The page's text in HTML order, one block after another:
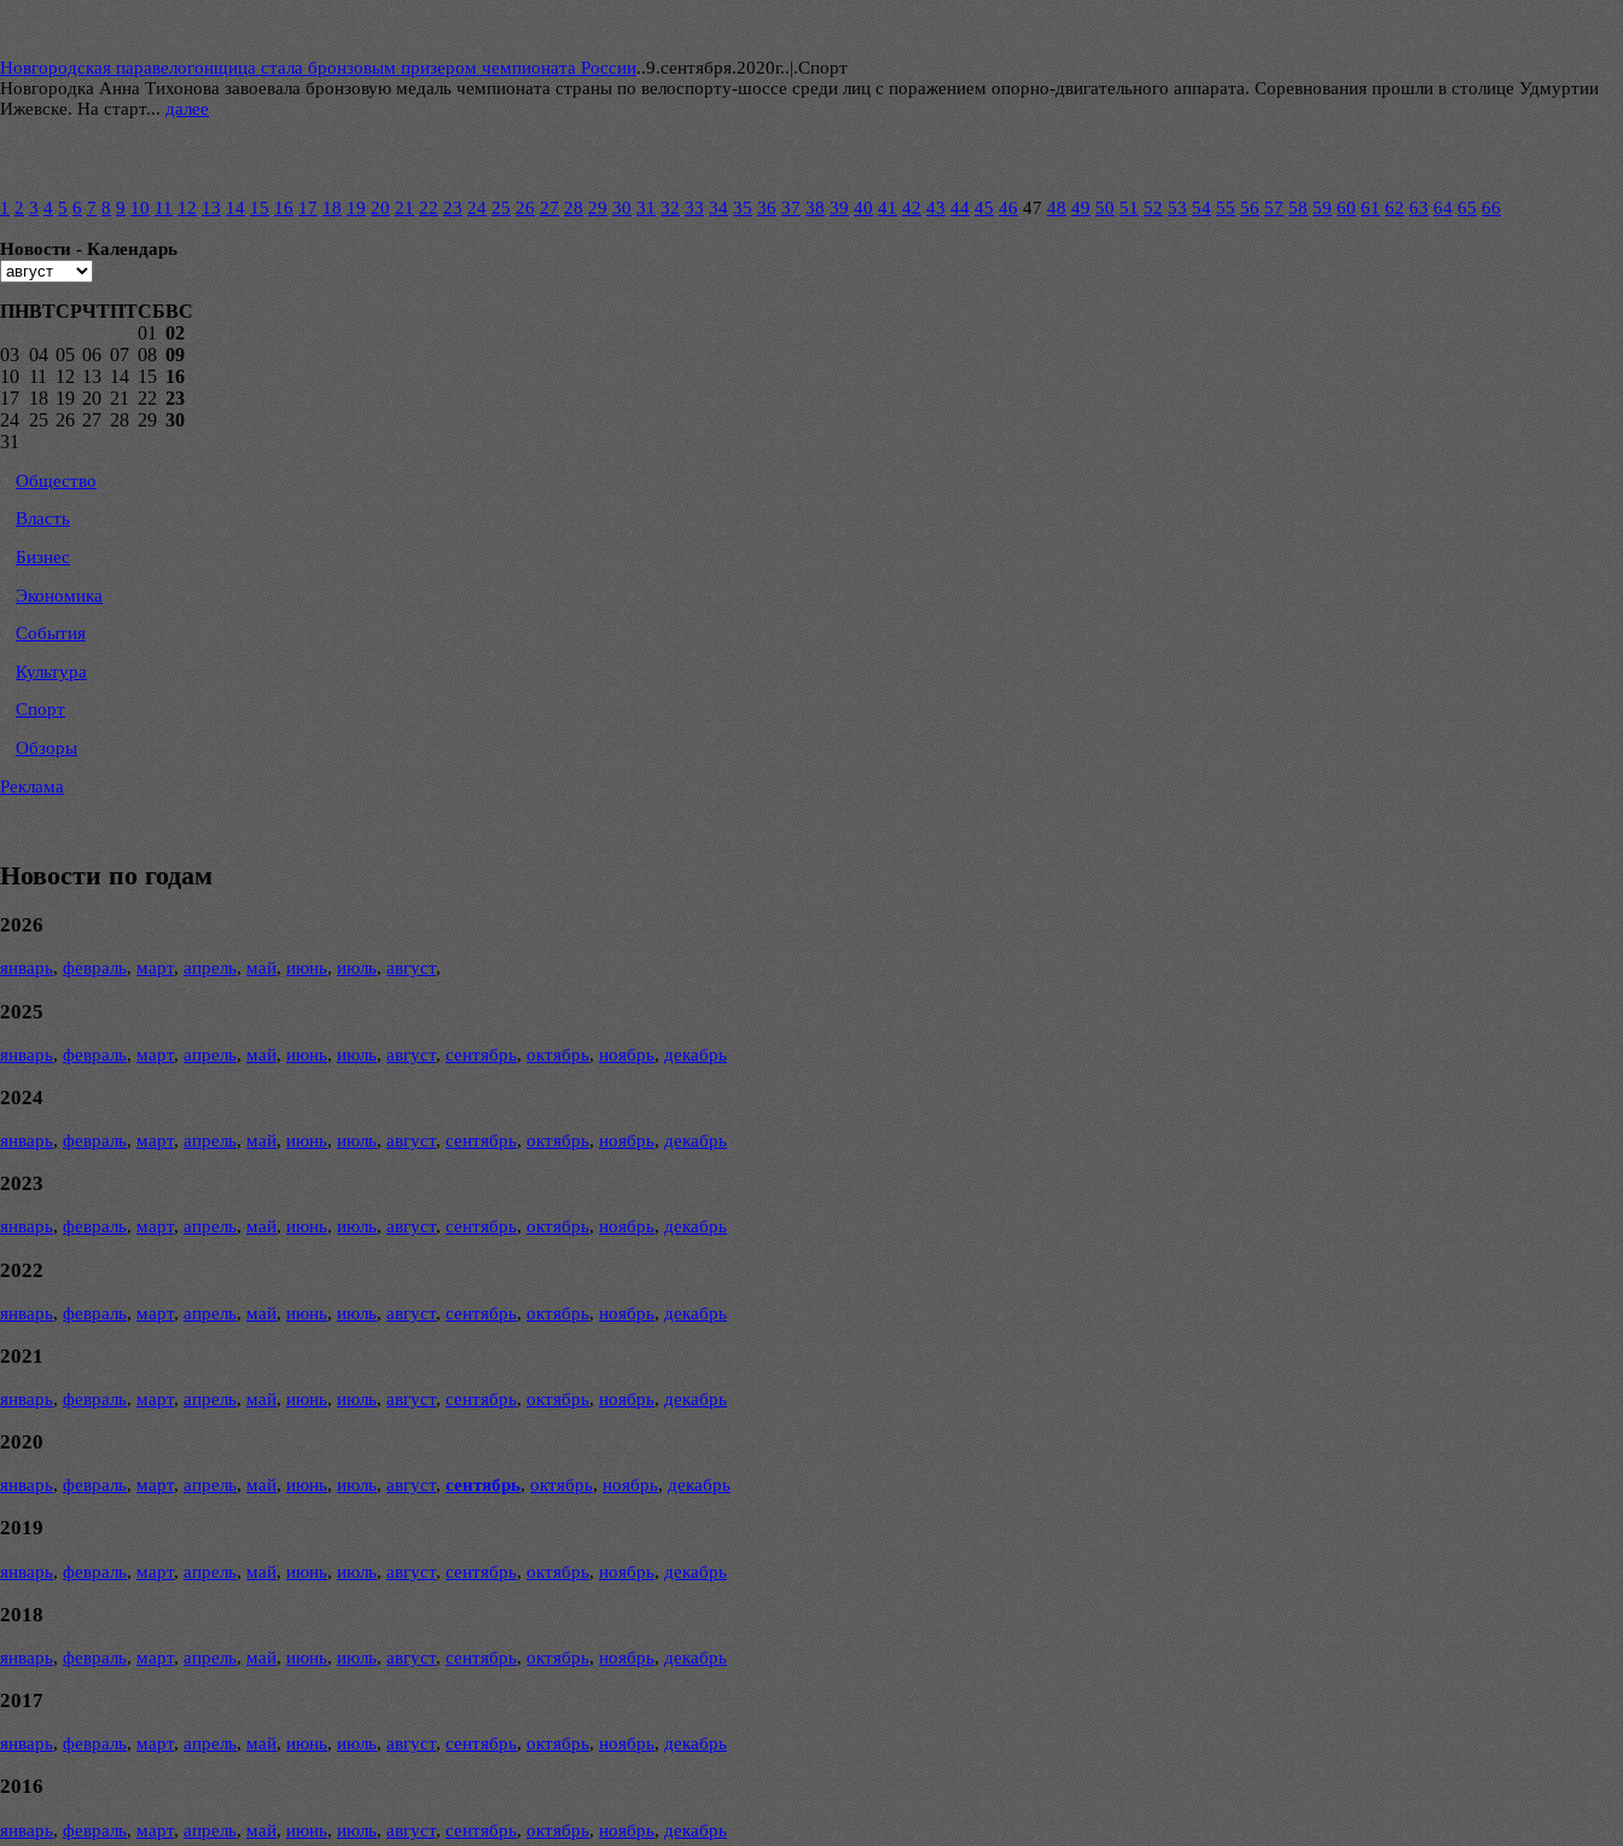
Новгородская паравелогонщица стала бронзовым призером чемпионата России..9.сентября.2020г..|.Спорт
Новгородка Анна Тихонова завоевала бронзовую медаль чемпионата страны по велоспорту-шоссе среди лиц с поражением опорно-двигательного аппарата. Соревнования прошли в столице Удмуртии
Ижевске. На старт... далее
1 2 3 4 5 6 7 8 9 10 11 12 13 14 15 16 17 18 19 20 21 22 23 24 25 26 27 28 29 30 31 32 33 34 35 36 37 38 39 40 41 42 43 44 45 46 47 48 49 50 51 52 53 54 55 56 57 58 59 60 61 62 63 64 65 66
Новости - Календарь
ПНВТСРЧТПТСБВС
01 02
03 04 05 06 07 08 09
10 11 12 13 14 15 16
17 18 19 20 21 22 23
24 25 26 27 28 29 30
31
Общество
Власть
Бизнес
Экономика
События
Культура
Спорт
Обзоры
Реклама
Новости по годам
2026
январь, февраль, март, апрель, май, июнь, июль, август,
2025
январь, февраль, март, апрель, май, июнь, июль, август, сентябрь, октябрь, ноябрь, декабрь
2024
январь, февраль, март, апрель, май, июнь, июль, август, сентябрь, октябрь, ноябрь, декабрь
2023
январь, февраль, март, апрель, май, июнь, июль, август, сентябрь, октябрь, ноябрь, декабрь
2022
январь, февраль, март, апрель, май, июнь, июль, август, сентябрь, октябрь, ноябрь, декабрь
2021
январь, февраль, март, апрель, май, июнь, июль, август, сентябрь, октябрь, ноябрь, декабрь
2020
январь, февраль, март, апрель, май, июнь, июль, август, сентябрь, октябрь, ноябрь, декабрь
2019
январь, февраль, март, апрель, май, июнь, июль, август, сентябрь, октябрь, ноябрь, декабрь
2018
январь, февраль, март, апрель, май, июнь, июль, август, сентябрь, октябрь, ноябрь, декабрь
2017
январь, февраль, март, апрель, май, июнь, июль, август, сентябрь, октябрь, ноябрь, декабрь
2016
январь, февраль, март, апрель, май, июнь, июль, август, сентябрь, октябрь, ноябрь, декабрь